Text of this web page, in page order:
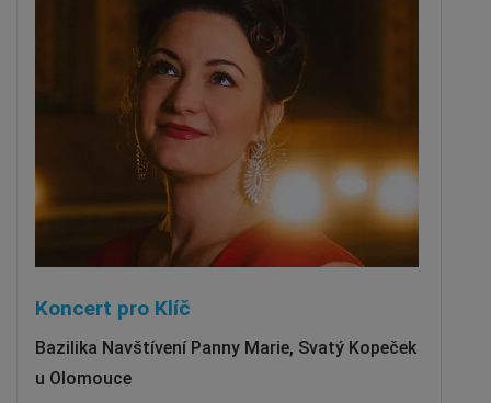
Koncert pro Klíč
Bazilika Navštívení Panny Marie, Svatý Kopeček
u Olomouce